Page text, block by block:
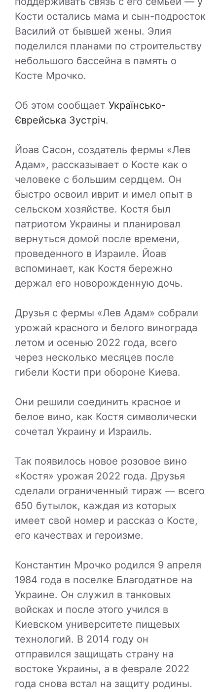
Кости остались мама и сын-подросток
Василий от бывшей жены. Элия
поделился планами по строительству
небольшого бассейна в память о
Косте Мрочко.
Об этом сообщает Українсько-
Єврейська Зустріч.
Йоав Сасон, создатель фермы «Лев
Адам», рассказывает о Косте как о
человеке с большим сердцем. Он
быстро освоил иврит и имел опыт в
сельском хозяйстве. Костя был
патриотом Украины и планировал
вернуться домой после времени,
проведенного в Израиле. Йоав
вспоминает, как Костя бережно
держал его новорожденную дочь.
Друзья с фермы «Лев Адам» собрали
урожай красного и белого винограда
летом и осенью 2022 года, всего
через несколько месяцев после
гибели Кости при обороне Киева.
Они решили соединить красное и
белое вино, как Костя символически
сочетал Украину и Израиль.
Так появилось новое розовое вино
«Костя» урожая 2022 года. Друзья
сделали ограниченный тираж — всего
650 бутылок, каждая из которых
имеет свой номер и рассказ о Косте,
его качествах и героизме.
Константин Мрочко родился 9 апреля
1984 года в поселке Благодатное на
Украине. Он служил в танковых
войсках и после этого учился в
Киевском университете пищевых
технологий. В 2014 году он
отправился защищать страну на
востоке Украины, а в феврале 2022
года снова встал на защиту родины.